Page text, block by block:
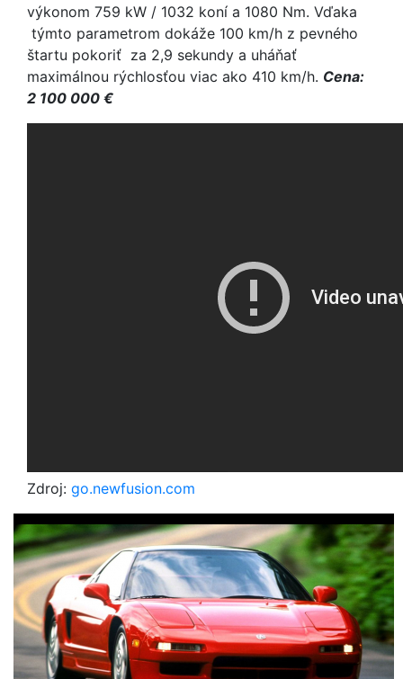
výkonom 759 kW / 1032 koní a 1080 Nm. Vďaka
týmto parametrom dokáže 100 km/h z pevného
štartu pokoriť za 2,9 sekundy a uháňať
maximálnou rýchlosťou viac ako 410 km/h. Cena:
2 100 000 €
Zdroj: go.newfusion.com